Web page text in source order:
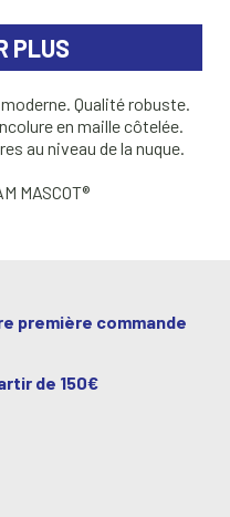
PLUS
Qualité robuste.
en maille côtelée.
au niveau de la nuque.
MASCOT®
première commande
de 150€